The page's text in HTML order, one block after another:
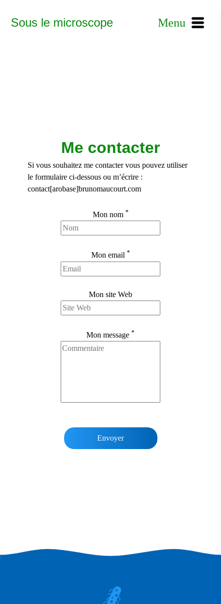
Sous le microscope Menu
Me contacter
Si vous souhaitez me contacter vous pouvez utiliser
le formulaire ci-dessous ou m’écrire :
contact[arobase]brunomaucourt.com
Mon nom *
Mon email *
Mon site Web
Mon message *